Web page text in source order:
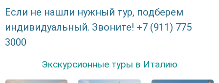
Если не нашли нужный тур, подберем
индивидуальный. Звоните! +7 (911) 775
3000
Экскурсионные туры в Италию